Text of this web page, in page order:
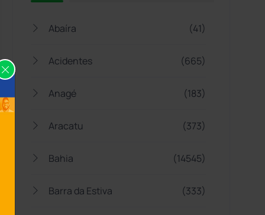
Abaíra (41)
Acidentes (665)
Anagé (183)
Aracatu (373)
Bahia (14545)
Barra da Estiva (333)